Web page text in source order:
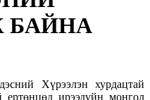
БАЙНА
Хүрээлэн хурдацтай
ертөнцөд ирээдүйн монгол